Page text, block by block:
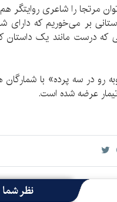
مرتجا را شاعری
بر می‌خوریم که
که درست مانند یک داستان
رو در سه پرده» با
عرضه شده است.
نظر شما